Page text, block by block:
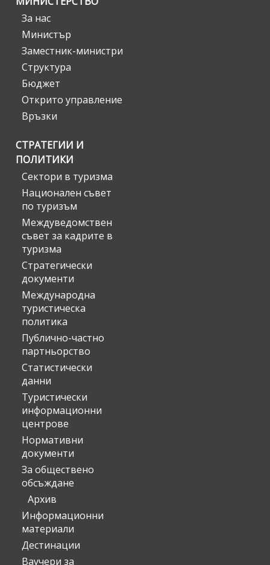
За нас
Министър
Заместник-министри
Структура
Бюджет
Открито управление
Връзки
СТРАТЕГИИ И
ПОЛИТИКИ
Сектори в туризма
Национален съвет
по туризъм
Междуведомствен
съвет за кадрите в
туризма
Стратегически
документи
Международна
туристическа
политика
Публично-частно
партньорство
Статистически
данни
Туристически
информационни
центрове
Нормативни
документи
За обществено
обсъждане
Архив
Информационни
материали
Дестинации
Ваучери за